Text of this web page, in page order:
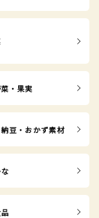
・果実
豆・おかず素材